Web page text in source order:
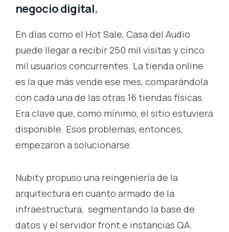
negocio digital.
En días como el Hot Sale, Casa del Audio
puede llegar a recibir 250 mil visitas y cinco
mil usuarios concurrentes. La tienda online
es la que más vende ese mes, comparándola
con cada una de las otras 16 tiendas físicas.
Era clave que, como mínimo, el sitio estuviera
disponible. Esos problemas, entonces,
empezaron a solucionarse.
Nubity propuso una reingeniería de la
arquitectura en cuanto armado de la
infraestructura, segmentando la base de
datos y el servidor front e instancias QA.